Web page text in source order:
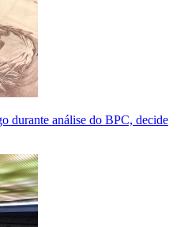
durante análise do BPC, decide